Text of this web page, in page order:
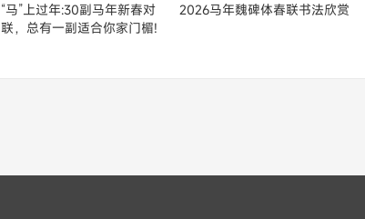
“马”上过年:30副马年新春对
联，总有一副适合你家门楣!
2026马年魏碑体春联书法欣赏